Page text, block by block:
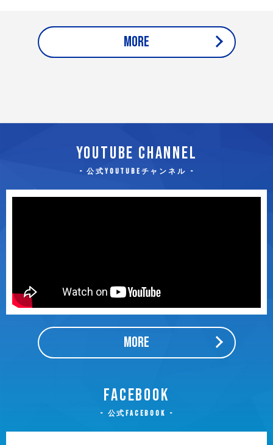
MORE
YOUTUBE CHANNEL
公式YouTubeチャンネル
MORE
FACEBOOK
公式Facebook